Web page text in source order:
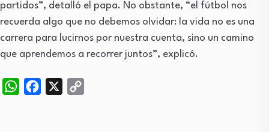
partidos”, detalló el papa. No obstante, “el fútbol nos
recuerda algo que no debemos olvidar: la vida no es una
carrera para lucirnos por nuestra cuenta, sino un camino
que aprendemos a recorrer juntos”, explicó.
WhatsAppFacebook